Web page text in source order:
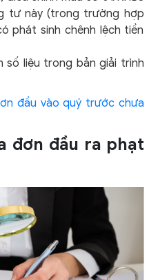
tư này (trong trường hợp
phát sinh chênh lệch tiền
số liệu trong bản giải trình
đầu vào quý trước chưa
đơn đầu ra phạt